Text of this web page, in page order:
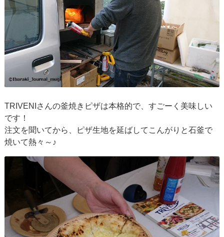
TRIVENIさんの釜焼きピザは本格的で、すごーく美味しい
です！
注文を聞いてから、ピザ生地を延ばしてこんがりと石釜で
焼いて熱々～♪